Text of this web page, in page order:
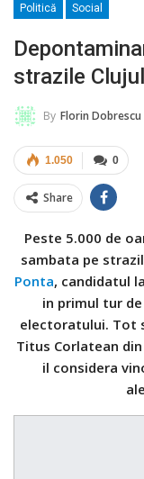
Politică Social
strazile
By Florin Dobrescu
0
1.050
Share
Peste 5.000 de
sambata pe
Ponta, candidatul
in primul tur
electoratului. Tot
Titus Corlatean
il considera